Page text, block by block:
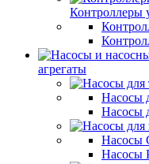
Контроллеры
агрегаты
Насосы
Насосы
Насосы
Насосы